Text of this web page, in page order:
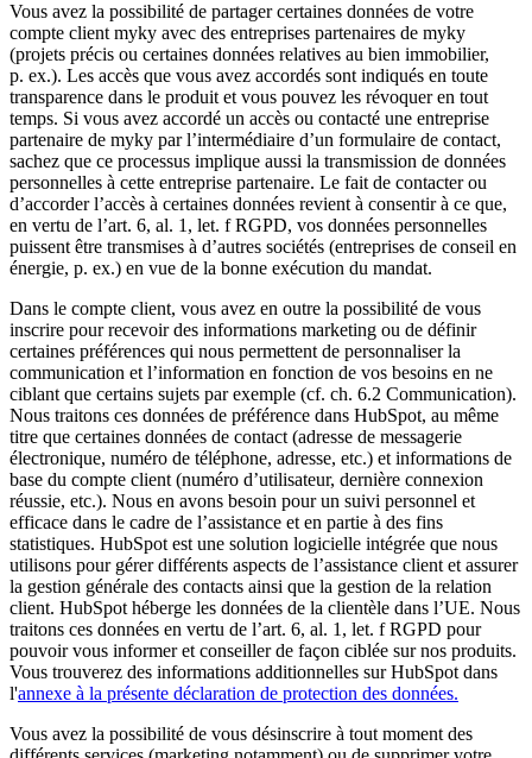
Vous avez la possibilité de partager certaines données de votre
compte client myky avec des entreprises partenaires de myky
(projets précis ou certaines données relatives au bien immobilier,
p. ex.). Les accès que vous avez accordés sont indiqués en toute
transparence dans le produit et vous pouvez les révoquer en tout
temps. Si vous avez accordé un accès ou contacté une entreprise
partenaire de myky par l’intermédiaire d’un formulaire de contact,
sachez que ce processus implique aussi la transmission de données
personnelles à cette entreprise partenaire. Le fait de contacter ou
d’accorder l’accès à certaines données revient à consentir à ce que,
en vertu de l’art. 6, al. 1, let. f RGPD, vos données personnelles
puissent être transmises à d’autres sociétés (entreprises de conseil en
énergie, p. ex.) en vue de la bonne exécution du mandat.
Dans le compte client, vous avez en outre la possibilité de vous
inscrire pour recevoir des informations marketing ou de définir
certaines préférences qui nous permettent de personnaliser la
communication et l’information en fonction de vos besoins en ne
ciblant que certains sujets par exemple (cf. ch. 6.2 Communication).
Nous traitons ces données de préférence dans HubSpot, au même
titre que certaines données de contact (adresse de messagerie
électronique, numéro de téléphone, adresse, etc.) et informations de
base du compte client (numéro d’utilisateur, dernière connexion
réussie, etc.). Nous en avons besoin pour un suivi personnel et
efficace dans le cadre de l’assistance et en partie à des fins
statistiques. HubSpot est une solution logicielle intégrée que nous
utilisons pour gérer différents aspects de l’assistance client et assurer
la gestion générale des contacts ainsi que la gestion de la relation
client. HubSpot héberge les données de la clientèle dans l’UE. Nous
traitons ces données en vertu de l’art. 6, al. 1, let. f RGPD pour
pouvoir vous informer et conseiller de façon ciblée sur nos produits.
Vous trouverez des informations additionnelles sur HubSpot dans
l'annexe à la présente déclaration de protection des données.
Vous avez la possibilité de vous désinscrire à tout moment des